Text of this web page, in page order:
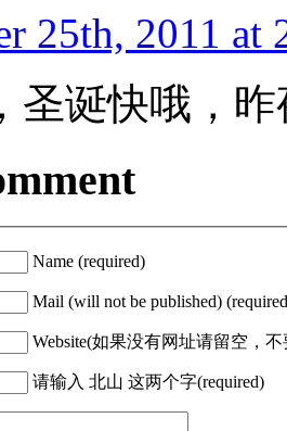
25th, 2011 at
圣诞快哦，
Name (required)
Mail (will not be published)
Website(如果没有网址请留空，
请输入 北山 这两个字(required)